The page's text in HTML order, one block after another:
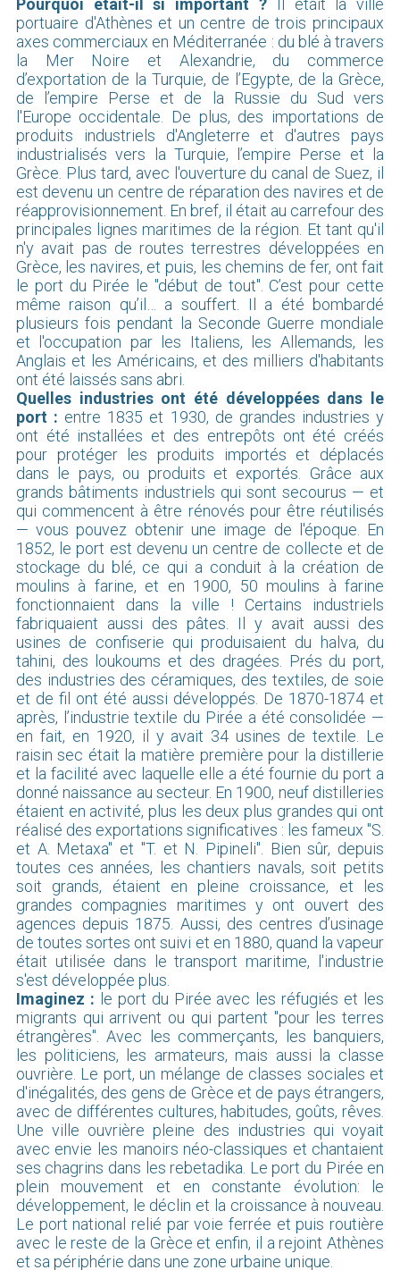
Pourquoi était-il si important ? Il était la ville
portuaire d'Athènes et un centre de trois principaux
axes commerciaux en Méditerranée : du blé à travers
la Mer Noire et Alexandrie, du commerce
d’exportation de la Turquie, de l’Egypte, de la Grèce,
de l’empire Perse et de la Russie du Sud vers
l'Europe occidentale. De plus, des importations de
produits industriels d'Angleterre et d'autres pays
industrialisés vers la Turquie, l’empire Perse et la
Grèce. Plus tard, avec l'ouverture du canal de Suez, il
est devenu un centre de réparation des navires et de
réapprovisionnement. En bref, il était au carrefour des
principales lignes maritimes de la région. Et tant qu'il
n'y avait pas de routes terrestres développées en
Grèce, les navires, et puis, les chemins de fer, ont fait
le port du Pirée le "début de tout". C’est pour cette
même raison qu’il… a souffert. Il a été bombardé
plusieurs fois pendant la Seconde Guerre mondiale
et l'occupation par les Italiens, les Allemands, les
Anglais et les Américains, et des milliers d'habitants
ont été laissés sans abri.
Quelles industries ont été développées dans le
port : entre 1835 et 1930, de grandes industries y
ont été installées et des entrepôts ont été créés
pour protéger les produits importés et déplacés
dans le pays, ou produits et exportés. Grâce aux
grands bâtiments industriels qui sont secourus — et
qui commencent à être rénovés pour être réutilisés
— vous pouvez obtenir une image de l'époque. En
1852, le port est devenu un centre de collecte et de
stockage du blé, ce qui a conduit à la création de
moulins à farine, et en 1900, 50 moulins à farine
fonctionnaient dans la ville ! Certains industriels
fabriquaient aussi des pâtes. Il y avait aussi des
usines de confiserie qui produisaient du halva, du
tahini, des loukoums et des dragées. Prés du port,
des industries des céramiques, des textiles, de soie
et de fil ont été aussi développés. De 1870-1874 et
après, l’industrie textile du Pirée a été consolidée —
en fait, en 1920, il y avait 34 usines de textile. Le
raisin sec était la matière première pour la distillerie
et la facilité avec laquelle elle a été fournie du port a
donné naissance au secteur. En 1900, neuf distilleries
étaient en activité, plus les deux plus grandes qui ont
réalisé des exportations significatives : les fameux "S.
et A. Metaxa" et "T. et N. Pipineli". Bien sûr, depuis
toutes ces années, les chantiers navals, soit petits
soit grands, étaient en pleine croissance, et les
grandes compagnies maritimes y ont ouvert des
agences depuis 1875. Aussi, des centres d’usinage
de toutes sortes ont suivi et en 1880, quand la vapeur
était utilisée dans le transport maritime, l'industrie
s'est développée plus.
Imaginez : le port du Pirée avec les réfugiés et les
migrants qui arrivent ou qui partent "pour les terres
étrangères". Avec les commerçants, les banquiers,
les politiciens, les armateurs, mais aussi la classe
ouvrière. Le port, un mélange de classes sociales et
d'inégalités, des gens de Grèce et de pays étrangers,
avec de différentes cultures, habitudes, goûts, rêves.
Une ville ouvrière pleine des industries qui voyait
avec envie les manoirs néo-classiques et chantaient
ses chagrins dans les rebetadika. Le port du Pirée en
plein mouvement et en constante évolution: le
développement, le déclin et la croissance à nouveau.
Le port national relié par voie ferrée et puis routière
avec le reste de la Grèce et enfin, il a rejoint Athènes
et sa périphérie dans une zone urbaine unique.